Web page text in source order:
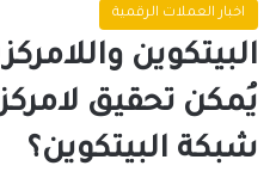
اخبار العملات الرقمية
البيتكوين
يُمكن تحقيق
شبكة البيتكوين؟